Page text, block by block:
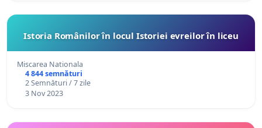
Istoria Românilor în locul Istoriei evreilor în liceu
Miscarea Nationala
4 844 semnături
2 Semnături / 7 zile
3 Nov 2023